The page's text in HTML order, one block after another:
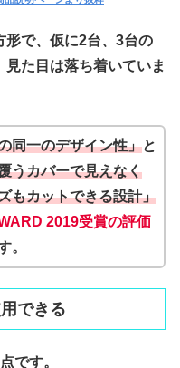
形で、仮に2台、3台の
た目は落ち着いていま
同一のデザイン性」と
うカバーで見えなく
もカットできる設計」
2019受賞の評価
。
できる
です。